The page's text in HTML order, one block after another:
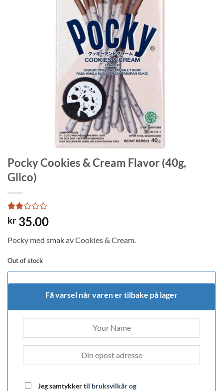
Pocky Cookies & Cream Flavor (40g,
Glico)
Rated
2
of 5
on
1
customer
rating
kr 35.00
Pocky med smak av Cookies & Cream.
Out of stock
Få varsel når varen er tilbake på lager
Jeg samtykker til bruksvilkår og